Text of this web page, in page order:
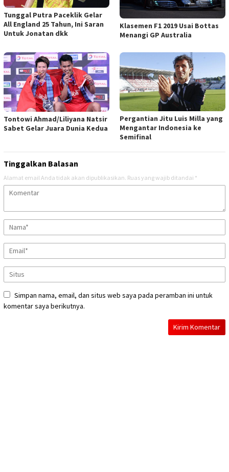
Tunggal Putra Paceklik Gelar
All England 25 Tahun, Ini Saran
Untuk Jonatan dkk
Klasemen F1 2019 Usai Bottas
Menangi GP Australia
Tontowi Ahmad/Liliyana Natsir
Sabet Gelar Juara Dunia Kedua
Pergantian Jitu Luis Milla yang
Mengantar Indonesia ke
Semifinal
Tinggalkan Balasan
Alamat email Anda tidak akan dipublikasikan. Ruas yang wajib ditandai *
Simpan nama, email, dan situs web saya pada peramban ini untuk
komentar saya berikutnya.